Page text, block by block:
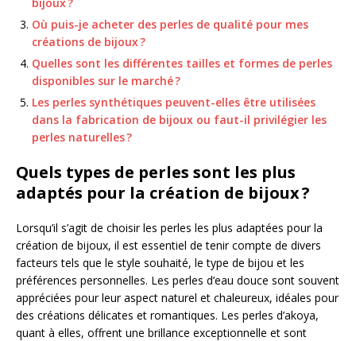
Où puis-je acheter des perles de qualité pour mes
créations de bijoux ?
Quelles sont les différentes tailles et formes de perles
disponibles sur le marché ?
Les perles synthétiques peuvent-elles être utilisées
dans la fabrication de bijoux ou faut-il privilégier les
perles naturelles ?
Quels types de perles sont les plus
adaptés pour la création de bijoux ?
Lorsqu’il s’agit de choisir les perles les plus adaptées pour la
création de bijoux, il est essentiel de tenir compte de divers
facteurs tels que le style souhaité, le type de bijou et les
préférences personnelles. Les perles d’eau douce sont souvent
appréciées pour leur aspect naturel et chaleureux, idéales pour
des créations délicates et romantiques. Les perles d’akoya,
quant à elles, offrent une brillance exceptionnelle et sont